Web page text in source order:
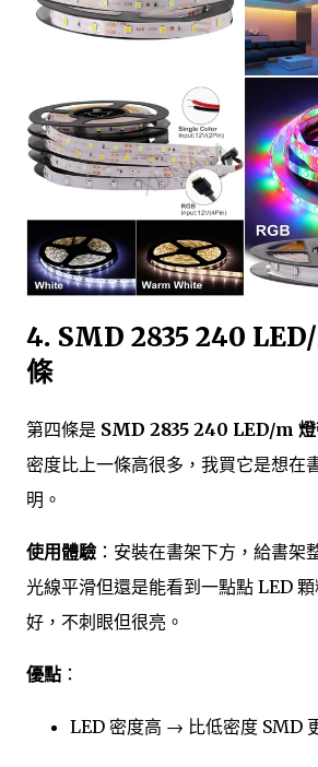
4. SMD 2835 240
條
第四條是 SMD 2835 240 LED/m 燈
密度比上一條高很多，我買它是想在
明。
使用體驗 ：安裝在書架下方，給書架
光線平滑但還是能看到一點點 LED
好，不刺眼但很亮。
優點 ：
LED 密度高 → 比低密度 SMD